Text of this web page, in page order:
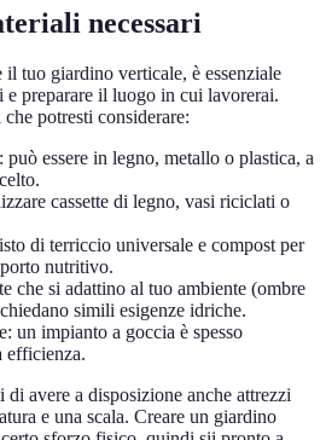
necessari
tuo giardino verticale, è essenziale
preparare il luogo in cui lavorerai.
potresti considerare:
può essere in legno, metallo o plastica, a
cassette di legno, vasi riciclati o
di terriccio universale e compost per
nutritivo.
che si adattino al tuo ambiente (ombre
simili esigenze idriche.
un impianto a goccia è spesso
efficienza.
di avere a disposizione anche attrezzi
e una scala. Creare un giardino